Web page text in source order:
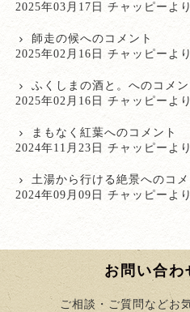
2025年03月17日 チャッピーより
師走の候へのコメント
2025年02月16日 チャッピーより
ふくしまの酒と。 へのコメン
2025年02月16日 チャッピーより
まもなく紅葉へのコメント
2024年11月23日 チャッピーより
土湯から行ける絶景へのコメ
2024年09月09日 チャッピーより
お問い合わ
ご相談・ご質問などお